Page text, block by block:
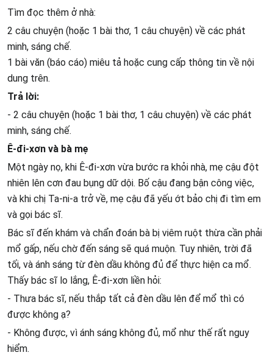
Tìm đọc thêm ở nhà:
2 câu chuyện (hoặc 1 bài thơ, 1 câu chuyện) về các phát
minh, sáng chế.
1 bài văn (báo cáo) miêu tả hoặc cung cấp thông tin về nội
dung trên.
Trả lời:
- 2 câu chuyện (hoặc 1 bài thơ, 1 câu chuyện) về các phát
minh, sáng chế.
Ê-đi-xơn và bà mẹ
Một ngày nọ, khi Ê-đi-xơn vừa bước ra khỏi nhà, mẹ cậu đột
nhiên lên cơn đau bụng dữ dội. Bố cậu đang bận công việc,
và khi chị Ta-ni-a trở về, mẹ cậu đã yếu ớt bảo chị đi tìm em
và gọi bác sĩ.
Bác sĩ đến khám và chẩn đoán bà bị viêm ruột thừa cần phải
mổ gấp, nếu chờ đến sáng sẽ quá muộn. Tuy nhiên, trời đã
tối, và ánh sáng từ đèn dầu không đủ để thực hiện ca mổ.
Thấy bác sĩ lo lắng, Ê-đi-xơn liền hỏi:
- Thưa bác sĩ, nếu thắp tất cả đèn dầu lên để mổ thì có
được không ạ?
- Không được, vì ánh sáng không đủ, mổ như thế rất nguy
hiểm.